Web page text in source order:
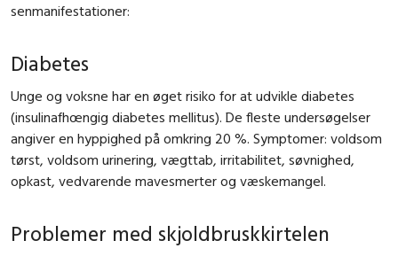
senmanifestationer:
Diabetes
Unge og voksne har en øget risiko for at udvikle diabetes
(insulinafhœngig diabetes mellitus). De fleste undersøgelser
angiver en hyppighed på omkring 20 %. Symptomer: voldsom
tørst, voldsom urinering, vægttab, irritabilitet, søvnighed,
opkast, vedvarende mavesmerter og væskemangel.
Problemer med skjoldbruskkirtelen